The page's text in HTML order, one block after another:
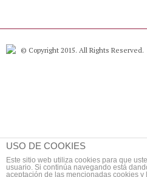
© Copyright 2015. All Rights Reserved.
USO DE COOKIES
Este sitio web utiliza cookies para que
usuario. Si continúa navegando está
aceptación de las mencionadas cookies y